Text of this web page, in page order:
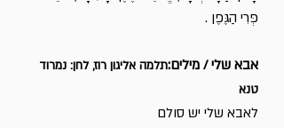
פְּרִי הַגֶּפֶן .
אבא שלי / מילים:תלמה אליגון רוז, לחן: נמרוד
טנא
לאבא שלי יש סולם